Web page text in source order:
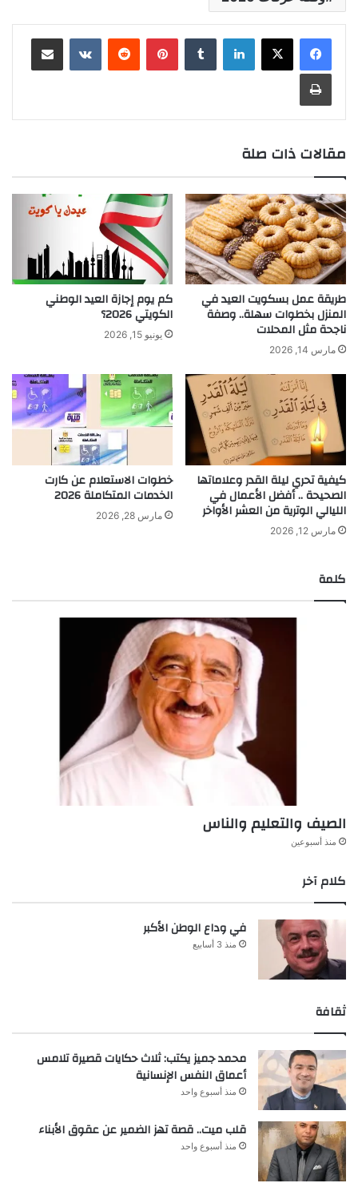
لينكدإن بينتيريست مشاركة عبر البريد
طباعة
مقالات ذات صلة
طريقة عمل بسكويت العيد في
المنزل بخطوات سهلة.. وصفة
ناجحة مثل المحلات
مارس 14, 2026
كم يوم إجازة العيد الوطني
الكويتي 2026؟
يونيو 15, 2026
كيفية تحري ليلة القدر وعلاماتها
الصحيحة .. أفضل الأعمال في
الليالي الوترية من العشر الأواخر
مارس 12, 2026
خطوات الاستعلام عن كارت
الخدمات المتكاملة 2026
مارس 28, 2026
كلمة
الصيف والتعليم والناس
منذ أسبوعين
كلام آخر
في وداع الوطن الأكبر
منذ 3 أسابيع
ثقافة
محمد جميز يكتب: ثلاث حكايات قصيرة تلامس
أعماق النفس الإنسانية
منذ أسبوع واحد
قلب ميت.. قصة تهز الضمير عن عقوق الأبناء
منذ أسبوع واحد